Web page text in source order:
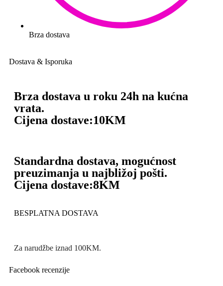
Brza dostava
Dostava & Isporuka
Brza dostava u roku 24h na kućna
vrata.
Cijena dostave:10KM
Standardna dostava, mogućnost
preuzimanja u najbližoj pošti.
Cijena dostave:8KM
BESPLATNA DOSTAVA
Za narudžbe iznad 100KM.
Facebook recenzije